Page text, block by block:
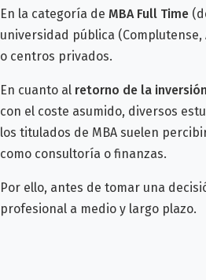
En la categoría de MBA Full Time
universidad pública
o centros privados.
En cuanto al retorno de la inversión
con el coste asumido, diversos
los titulados de MBA suelen
como consultoría o finanzas.
Por ello, antes de tomar una
profesional a medio y largo plazo.